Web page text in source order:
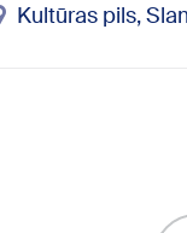
Kultūras pils,